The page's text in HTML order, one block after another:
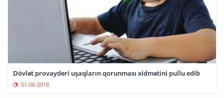
Dövlət provayderi uşaqların qorunması xidmətini pullu edib
01-06-2018